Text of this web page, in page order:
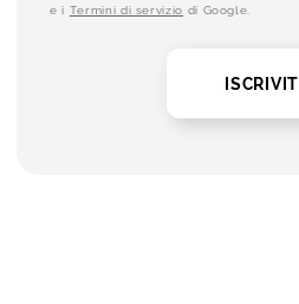
e i Termini di servizio di Google.
ISCRIVITI